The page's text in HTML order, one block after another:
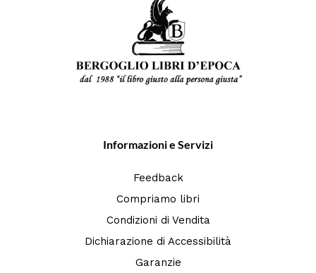
Informazioni e Servizi
Feedback
Compriamo libri
Condizioni di Vendita
Dichiarazione di Accessibilità
Garanzie